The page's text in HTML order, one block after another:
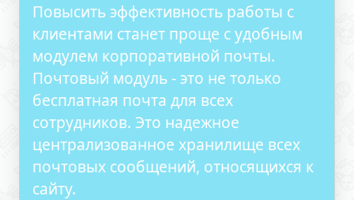
Повысить эффективность работы с
клиентами станет проще с удобным
модулем корпоративной почты.
Почтовый модуль - это не только
бесплатная почта для всех
сотрудников. Это надежное
централизованное хранилище всех
почтовых сообщений, относящихся к
сайту.